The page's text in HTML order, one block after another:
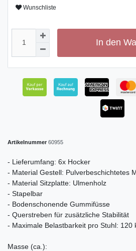
Wunschliste
In den
Artikelnummer 60955
- Lieferumfang: 6x Hocker
- Material Gestell: Pulverbeschichtetes
- Material Sitzplatte: Ulmenholz
- Stapelbar
- Bodenschonende Gummifüsse
- Querstreben für zusätzliche Stabilität
- Maximale Belastbarkeit pro Stuhl: 120
Masse (ca.):